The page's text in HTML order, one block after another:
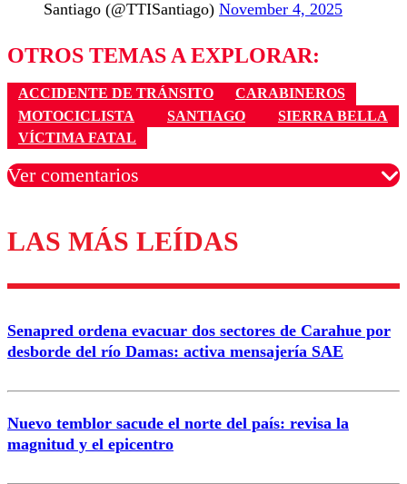
Santiago (@TTISantiago) November 4, 2025
OTROS TEMAS A EXPLORAR:
ACCIDENTE DE TRÁNSITO
CARABINEROS
MOTOCICLISTA
SANTIAGO
SIERRA BELLA
VÍCTIMA FATAL
Ver comentarios
Los comentarios son moderados para garantizar un
diálogo respetuoso.
Correo
LAS MÁS LEÍDAS
Senapred ordena evacuar dos sectores de Carahue por
desborde del río Damas: activa mensajería SAE
Nuevo temblor sacude el norte del país: revisa la
magnitud y el epicentro